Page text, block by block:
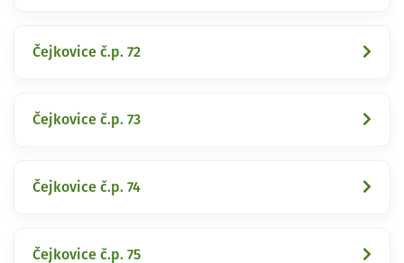
Čejkovice č.p. 72
Čejkovice č.p. 73
Čejkovice č.p. 74
Čejkovice č.p. 75